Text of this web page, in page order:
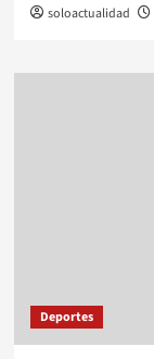
soloactualidad
Deportes